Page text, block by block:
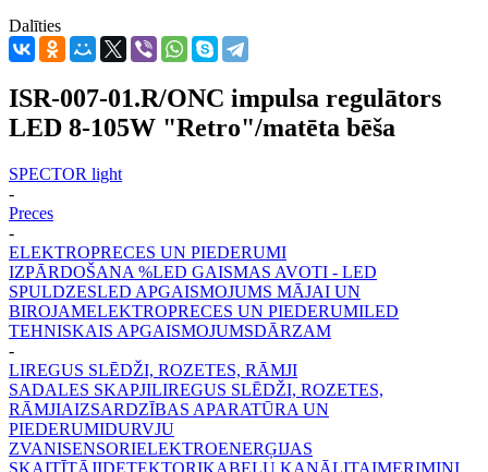
Dalīties
ISR-007-01.R/ONC impulsa regulātors
LED 8-105W "Retro"/matēta bēša
SPECTOR light
-
Preces
-
ELEKTROPRECES UN PIEDERUMI
IZPĀRDOŠANA %LED GAISMAS AVOTI - LED
SPULDZESLED APGAISMOJUMS MĀJAI UN
BIROJAMELEKTROPRECES UN PIEDERUMILED
TEHNISKAIS APGAISMOJUMSDĀRZAM
-
LIREGUS SLĒDŽI, ROZETES, RĀMJI
SADALES SKAPJILIREGUS SLĒDŽI, ROZETES,
RĀMJIAIZSARDZĪBAS APARATŪRA UN
PIEDERUMIDURVJU
ZVANISENSORIELEKTROENERĢIJAS
SKAITĪTĀJIDETEKTORIKABEĻU KANĀLITAIMERIMINI